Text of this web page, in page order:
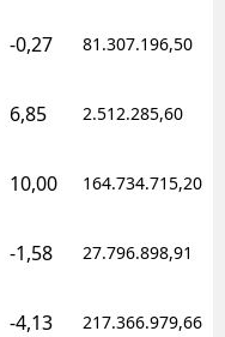
-0,27 81.307.196,50
6,85 2.512.285,60
10,00 164.734.715,20
-1,58 27.796.898,91
-4,13 217.366.979,66